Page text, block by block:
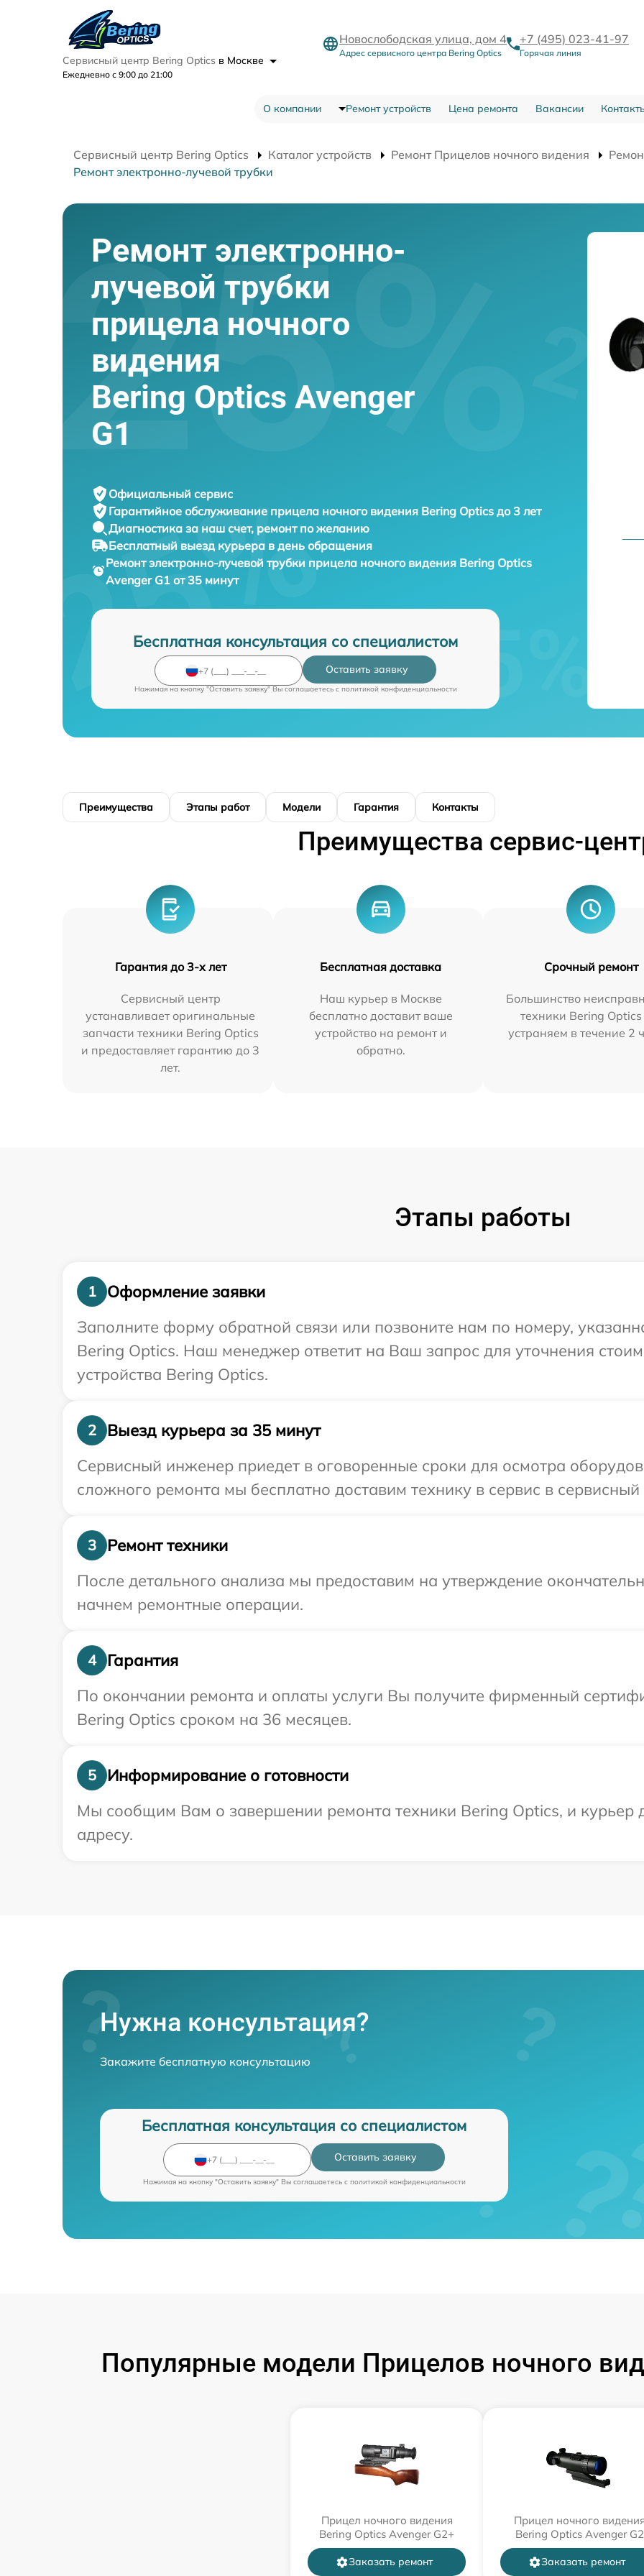
Сервисный центр Bering Optics в Москве
Ежедневно с 9:00 до 21:00
Новослободская улица, дом 4
Адрес сервисного центра Bering Optics
+7 (495) 023-41-97
Горячая линия
О компании Ремонт устройств Цена ремонта Вакансии
Сервисный центр Bering Optics Каталог устройств Ремонт Прицелов ночного видения
Ремонт электронно-лучевой трубки
Ремонт электронно-
лучевой трубки
прицела ночного
видения
Bering Optics Avenger
G1
Официальный сервис
Гарантийное обслуживание прицела ночного видения Bering Optics до 3 лет
Диагностика за наш счет, ремонт по желанию
Бесплатный выезд курьера в день обращения
Ремонт электронно-лучевой трубки прицела ночного видения Bering Optics
Avenger G1 от 35 минут
Бесплатная консультация со специалистом
Оставить заявку
Нажимая на кнопку "Оставить заявку" Вы соглашаетесь c политикой конфиденциальности
Преимущества Этапы работ Модели Гарантия Контакты
Преимущества сервис-
Гарантия до 3-х лет
Сервисный центр
устанавливает оригинальные
запчасти техники Bering Optics
и предоставляет гарантию до 3
лет.
Бесплатная доставка
Наш курьер в Москве
бесплатно доставит ваше
устройство на ремонт и
обратно.
Срочный ремонт
Большинство
техники Bering
устраняем в течение 2
Этапы работы
1
Оформление заявки
Заполните форму обратной связи или позвоните нам по номеру,
Bering Optics. Наш менеджер ответит на Ваш запрос для уточнения
устройства Bering Optics.
2
Выезд курьера за 35 минут
Сервисный инженер приедет в оговоренные сроки для осмотра
сложного ремонта мы бесплатно доставим технику в сервис в
3
Ремонт техники
После детального анализа мы предоставим на утверждение
начнем ремонтные операции.
4
Гарантия
По окончании ремонта и оплаты услуги Вы получите фирменный
Bering Optics сроком на 36 месяцев.
5
Информирование о готовности
Мы сообщим Вам о завершении ремонта техники Bering Optics, и курьер
адресу.
Нужна консультация?
Закажите бесплатную консультацию
Бесплатная консультация со специалистом
Оставить заявку
Нажимая на кнопку "Оставить заявку" Вы соглашаетесь c политикой конфиденциальности
Популярные модели Прицелов ночного
Прицел ночного видения
Bering Optics Avenger G2+
Заказать ремонт
Прицел ночного
Bering Optics Avenger G2
Заказать ремонт